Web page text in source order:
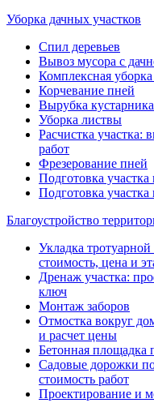
Уборка дачных участков
Спил деревьев
Вывоз мусора с
Комплексная уборка
Корчевание пней
Вырубка кустарника
Уборка листвы
Расчистка участка:
работ
Фрезерование пней
Подготовка
Подготовка участка
Благоустройство
Укладка
стоимость, цена и
Дренаж участка:
ключ
Монтаж заборов
Отмостка вокруг
и расчет цены
Бетонная площадка
Садовые дорожки
стоимость работ
Проектирование и